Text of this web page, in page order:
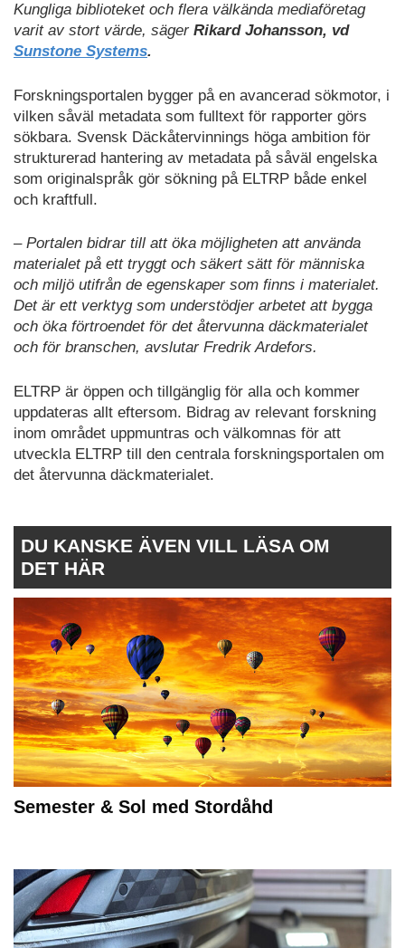
Kungliga biblioteket och flera välkända mediaföretag
varit av stort värde, säger Rikard Johansson, vd
Sunstone Systems.
Forskningsportalen bygger på en avancerad sökmotor, i
vilken såväl metadata som fulltext för rapporter görs
sökbara. Svensk Däckåtervinnings höga ambition för
strukturerad hantering av metadata på såväl engelska
som originalspråk gör sökning på ELTRP både enkel
och kraftfull.
– Portalen bidrar till att öka möjligheten att använda
materialet på ett tryggt och säkert sätt för människa
och miljö utifrån de egenskaper som finns i materialet.
Det är ett verktyg som understödjer arbetet att bygga
och öka förtroendet för det återvunna däckmaterialet
och för branschen, avslutar Fredrik Ardefors.
ELTRP är öppen och tillgänglig för alla och kommer
uppdateras allt eftersom. Bidrag av relevant forskning
inom området uppmuntras och välkomnas för att
utveckla ELTRP till den centrala forskningsportalen om
det återvunna däckmaterialet.
DU KANSKE ÄVEN VILL LÄSA OM
DET HÄR
Semester & Sol med Stordåhd